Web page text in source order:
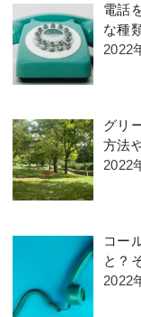
電話
な種
2022
グリ
方法
2022
コー
と？
2022